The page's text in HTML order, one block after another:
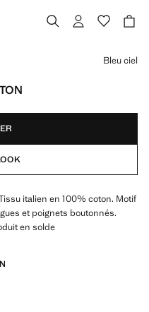
Bleu ciel
italien en 100% coton. Motif
et poignets boutonnés.
en solde
conçus. Fabriquée à partir